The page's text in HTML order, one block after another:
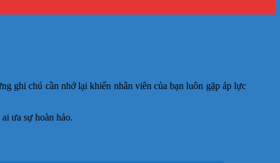
ghi chú cần nhớ lại khiến nhân viên của bạn luôn gặp áp lực
ưa sự hoàn hảo.